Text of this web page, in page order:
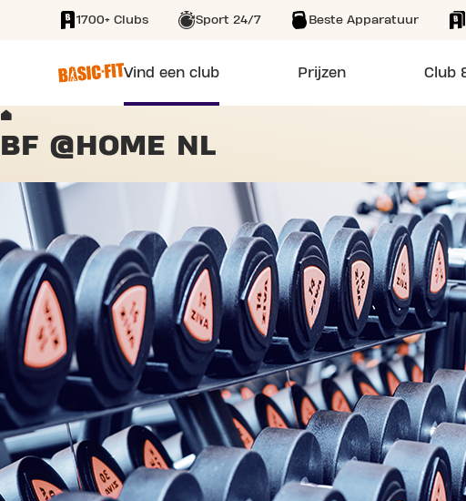
SKIP TO MAIN CONTENT
1700+ Clubs Sport 24/7 Beste Apparatuur
Vind een club Prijzen Club
BF @HOME NL